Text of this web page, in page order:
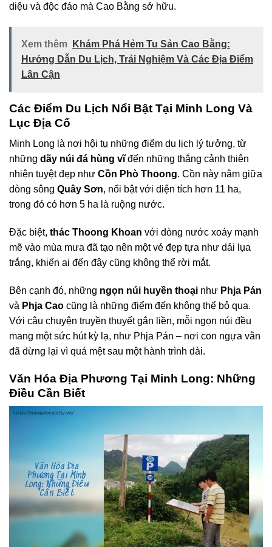
diệu và độc đáo mà Cao Bằng sở hữu.
Xem thêm
Khám Phá Hẻm Tu Sản Cao Bằng:
Hướng Dẫn Du Lịch, Trải Nghiệm Và Các Địa Điểm
Lân Cận
Các Điểm Du Lịch Nổi Bật Tại Minh Long Và
Lục Địa Cổ
Minh Long là nơi hội tụ những điểm du lịch lý tưởng, từ
những dãy núi đá hùng vĩđến những thắng cảnh thiên
nhiên tuyệt đẹp như Cồn Phò Thoong. Cồn này nằm giữa
dòng sông Quây Sơn, nổi bật với diện tích hơn 11 ha,
trong đó có hơn 5 ha là ruộng nước.
Đặc biệt, thác Thoong Khoan với dòng nước xoáy mạnh
mẽ vào mùa mưa đã tạo nên một vẻ đẹp tựa như dải lụa
trắng, khiến ai đến đây cũng không thể rời mắt.
Bên cạnh đó, những ngọn núi huyền thoại như Phja Pán
và Phja Cao cũng là những điểm đến không thể bỏ qua.
Với câu chuyện truyền thuyết gắn liền, mỗi ngọn núi đều
mang một sức hút kỳ lạ, như Phja Pán – nơi con ngựa vằn
đã dừng lại vì quá mệt sau một hành trình dài.
Văn Hóa Địa Phương Tại Minh Long: Những
Điều Cần Biết